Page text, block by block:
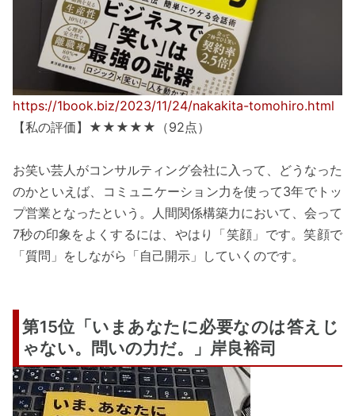
https://1book.biz/2023/11/24/nakakita-tomohiro.html
【私の評価】★★★★★（92点）
お笑い芸人がコンサルティング会社に入って、どうなった
のかといえば、コミュニケーション力を使って3年でトッ
プ営業となったという。人間関係構築力において、会って
7秒の印象をよくするには、やはり「笑顔」です。笑顔で
「質問」をしながら「自己開示」していくのです。
第15位「いまあなたに必要なのは答えじ
ゃない。問いの力だ。」岸良裕司